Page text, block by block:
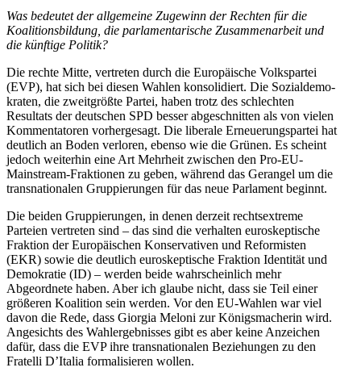
Was bedeutet der allge­meine Zugewinn der Rechten für die
Koali­ti­ons­bildung, die parla­men­ta­rische Zusam­men­arbeit und
die künftige Politik?
Die rechte Mitte, vertreten durch die Europäische Volks­partei
(EVP), hat sich bei diesen Wahlen konso­li­diert. Die Sozial­de­mo­
kraten, die zweit­größte Partei, haben trotz des schlechten
Resultats der deutschen SPD besser abgeschnitten als von vielen
Kommen­ta­toren vorher­gesagt. Die liberale Erneue­rungs­partei hat
deutlich an Boden verloren, ebenso wie die Grünen. Es scheint
jedoch weiterhin eine Art Mehrheit zwischen den Pro-EU-
Mainstream-Fraktionen zu geben, während das Gerangel um die
trans­na­tio­nalen Gruppie­rungen für das neue Parlament beginnt.
Die beiden Gruppie­rungen, in denen derzeit rechts­extreme
Parteien vertreten sind – das sind die verhalten euroskep­tische
Fraktion der Europäi­schen Konser­va­tiven und Refor­misten
(EKR) sowie die deutlich euroskep­tische Fraktion Identität und
Demokratie (ID) – werden beide wahrscheinlich mehr
Abgeordnete haben. Aber ich glaube nicht, dass sie Teil einer
größeren Koalition sein werden. Vor den EU-Wahlen war viel
davon die Rede, dass Giorgia Meloni zur Königs­ma­cherin wird.
Angesichts des Wahler­geb­nisses gibt es aber keine Anzeichen
dafür, dass die EVP ihre trans­na­tio­nalen Bezie­hungen zu den
Fratelli D’Italia forma­li­sieren wollen.